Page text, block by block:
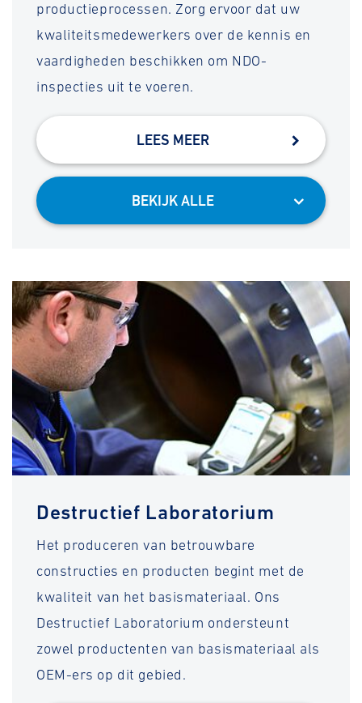
productieprocessen. Zorg ervoor dat uw
kwaliteitsmedewerkers over de kennis en
vaardigheden beschikken om NDO-
inspecties uit te voeren.
BEKIJK ALLE
LEES MEER
Destructief Laboratorium
Het produceren van betrouwbare
constructies en producten begint met de
kwaliteit van het basismateriaal. Ons
Destructief Laboratorium ondersteunt
zowel productenten van basismateriaal als
OEM-ers op dit gebied.